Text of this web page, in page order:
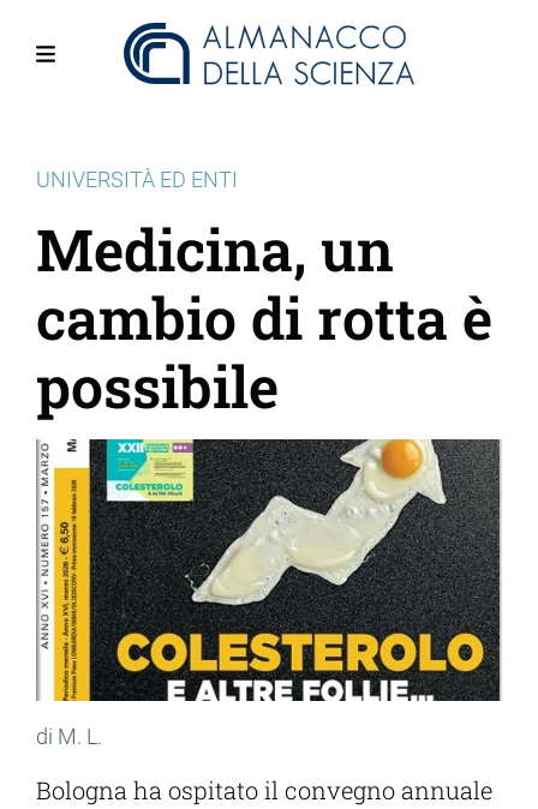
UNIVERSITÀ ED ENTI
Medicina, un
cambio di rotta è
possibile
di M. L.
Bologna ha ospitato il convegno annuale